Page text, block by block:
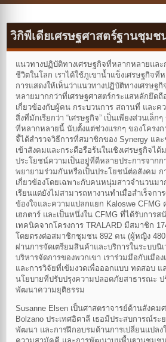
วิกิพีเดียเศรษฐศาสตร์ฐานชุมช
แนวทางปฏิบัติทางเศรษฐกิจที่หลากหลายแล
ชีวิตในโลก เราได้ใช้ภูเขาน้ำแข็งเศรษฐกิจที่
การแสดงให้เห็นว่าแนวทางปฏิบัติทางเศรษ
หลายมากกว่าที่เศรษฐศาสตร์กระแสหลักยึดถื
เกี่ยวข้องกับผู้คน กระบวนการ สถานที่ และ
สิ่งที่มักเรียกว่า “เศรษฐกิจ” เป็นเพียงส่วนเล็ก
ที่หลากหลายนี้ นับตั้งแต่ช่วงแรกๆ ของโครงก
จี้ได้สำรวจวิธีการที่สมาชิกของ Synergy แล
เข้าสังคมและกระตือรือร้นในเชิงเศรษฐกิจไ
ประโยชน์ความเป็นอยู่ที่ดีหลายประการจาก
พยายามร่วมกันหรือเป็นประโยชน์ต่อสังคม ก
เกี่ยวข้องโดยเฉพาะกับคนหนุ่มสาวจำนวน
เรียนแต่ยังไม่สามารถหางานทำเมื่อสำเร็จก
ข้องใจและความแปลกแยก Kaloswe
เฮกตาร์ และเป็นหนึ่งใน CFMG ที่ได้รับการส
เทคนิคจากโครงการ TRALARD มีสมาชิก
โดยตรงต่อสมาชิกชุมชน 892 คน (ผู้หญิง
ผ่านการจัดเตรียมสินค้าและบริการในระบบนิ
บริหารจัดการของพวกเขา เราร่วมมือกับเมื
และการวิจัยที่เข้มงวดเพื่อออกแบบ ทดสอบ
นโยบายที่ปรับปรุงความปลอดภัยสาธารณะ ป
พัฒนาความยุติธรรม
Susanne Elsen เป็นศาสตราจารย์ด้านสังค
Bolzano ประเทศอิตาลี เธอมีประสบการณ์ระ
พัฒนา และการฝึกอบรมด้านการเปลี่ยนแปลง